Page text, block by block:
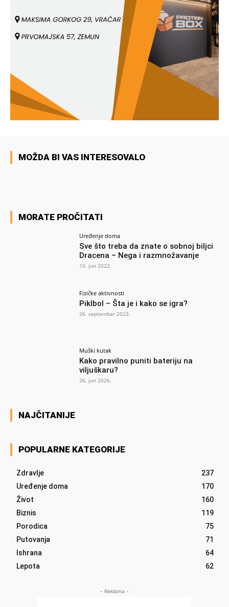
MOŽDA BI VAS INTERESOVALO
MORATE PROČITATI
Uređenje doma
Sve što treba da znate o sobnoj biljci
Dracena – Nega i razmnožavanje
10. jun 2022.
Fizičke aktivnosti
Piklbol – Šta je i kako se igra?
26. septembar 2023.
Muški kutak
Kako pravilno puniti bateriju na
viljuškaru?
26. jun 2026.
NAJČITANIJE
POPULARNE KATEGORIJE
Zdravlje
237
Uređenje doma
170
Život
160
Biznis
119
Porodica
75
Putovanja
71
Ishrana
64
Lepota
62
- Reklama -